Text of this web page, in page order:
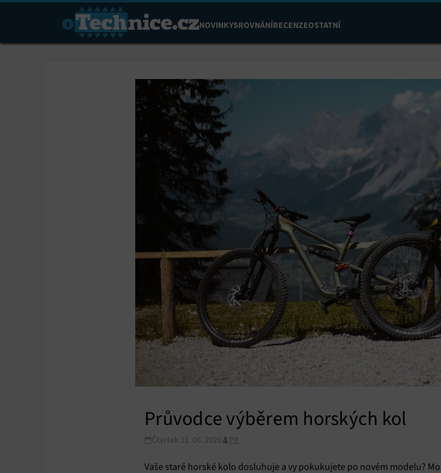
NOVINKYSROVNÁNÍRECENZEOSTATNÍ
Průvodce výběrem horských kol
Čtvrtek 11. 06. 2026 PR
Vaše staré horské kolo dosluhuje a vy pokukujete po novém modelu?